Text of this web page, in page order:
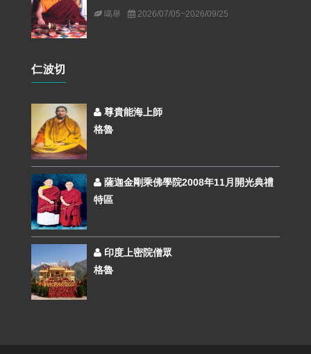
噶舉 2026/07/05~2026/09/25
仁波切
尊貴能海上師
格魯
薩迦金剛乘佛學院2008年11月開光典禮
特區
印度上密院僧眾
格魯